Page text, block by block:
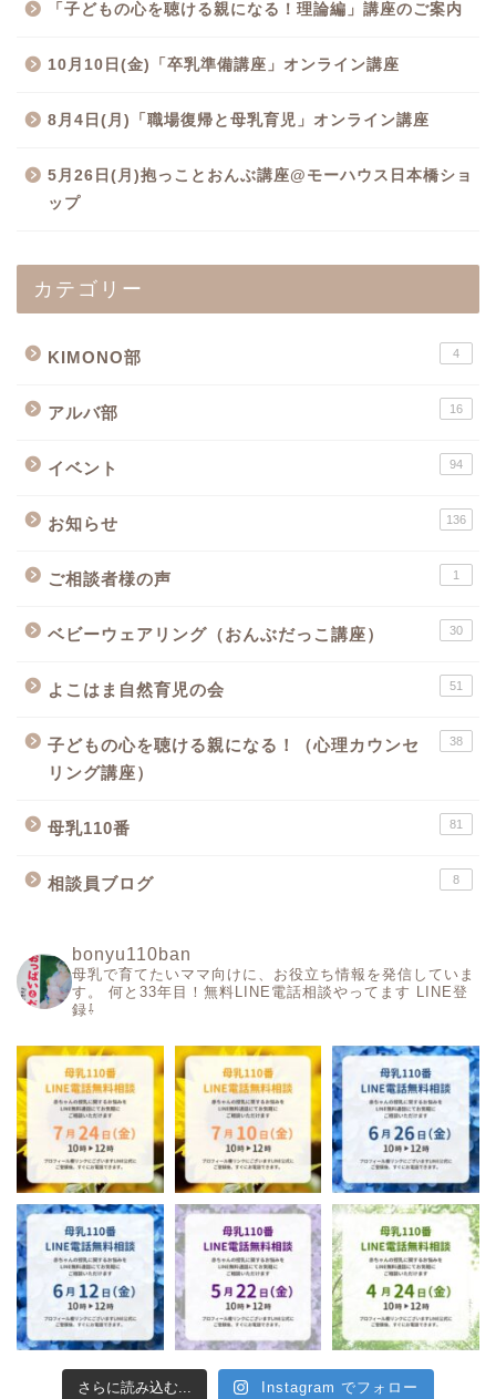
「子どもの心を聴ける親になる！理論編」講座のご案内
10月10日(金)「卒乳準備講座」オンライン講座
8月4日(月)「職場復帰と母乳育児」オンライン講座
5月26日(月)抱っことおんぶ講座@モーハウス日本橋ショ
ップ
カテゴリー
KIMONO部 4
アルバ部 16
イベント 94
お知らせ 136
ご相談者様の声 1
ベビーウェアリング（おんぶだっこ講座） 30
よこはま自然育児の会 51
子どもの心を聴ける親になる！（心理カウンセ
リング講座）
38
母乳110番 81
相談員ブログ 8
bonyu110ban
母乳で育てたいママ向けに、お役立ち情報を発信していま
す。
何と33年目！無料LINE電話相談やってます LINE登
録⇩
さらに読み込む... Instagram でフォロー